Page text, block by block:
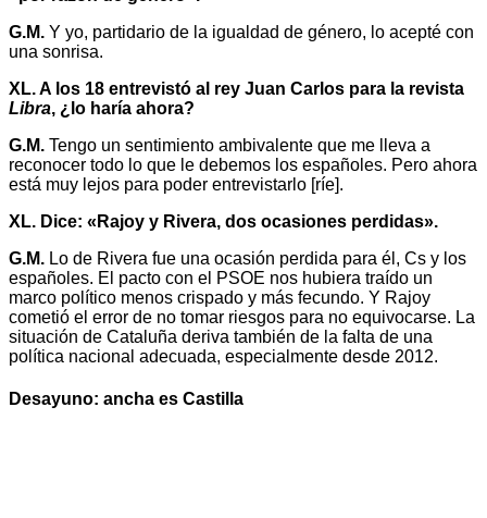
G.M. Y yo, partidario de la igualdad de género, lo acepté con
una sonrisa.
XL. A los 18 entrevistó al rey Juan Carlos para la revista
Libra, ¿lo haría ahora?
G.M. Tengo un sentimiento ambivalente que me lleva a
reconocer todo lo que le debemos los españoles. Pero ahora
está muy lejos para poder entrevistarlo [ríe].
XL. Dice: «Rajoy y Rivera, dos ocasiones perdidas».
G.M. Lo de Rivera fue una ocasión perdida para él, Cs y los
españoles. El pacto con el PSOE nos hubiera traído un
marco político menos crispado y más fecundo. Y Rajoy
cometió el error de no tomar riesgos para no equivocarse. La
situación de Cataluña deriva también de la falta de una
política nacional adecuada, especialmente desde 2012.
Desayuno: ancha es Castilla